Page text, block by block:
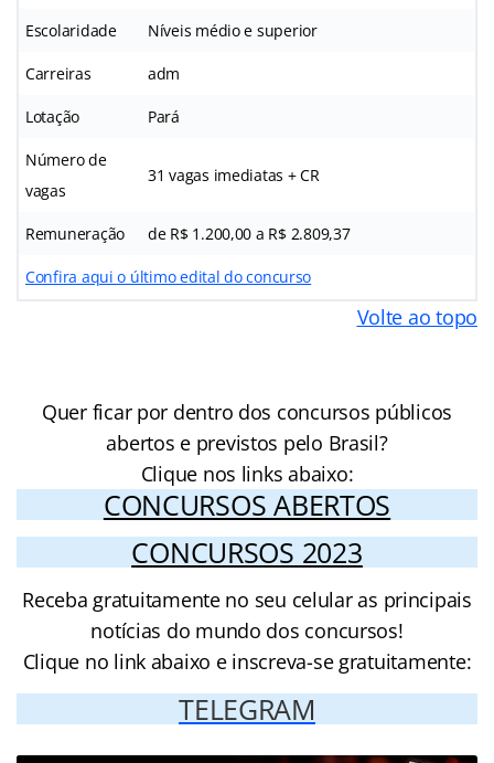
Escolaridade Níveis médio e superior
Carreiras adm
Lotação Pará
Número de
vagas
31 vagas imediatas + CR
Remuneração de R$ 1.200,00 a R$ 2.809,37
Confira aqui o último edital do concurso
Volte ao topo
Quer ficar por dentro dos concursos públicos
abertos e previstos pelo Brasil?
Clique nos links abaixo:
CONCURSOS ABERTOS
CONCURSOS 2023
Receba gratuitamente no seu celular as principais
notícias do mundo dos concursos!
Clique no link abaixo e inscreva-se gratuitamente:
TELEGRAM